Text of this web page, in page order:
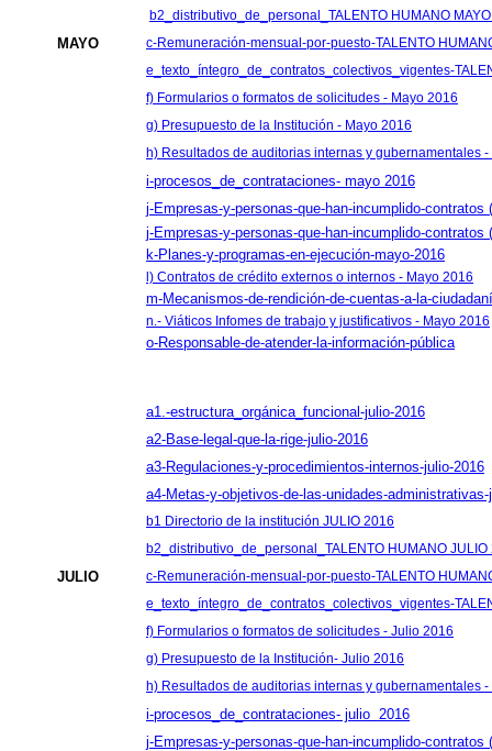
MAYO
b2_distributivo_de_personal_TALENTO HUMANO
c-Remuneración-mensual-por-puesto-TALENTO
e_texto_íntegro_de_contratos_colectivos_vigentes-
f) Formularios o formatos de solicitudes - Mayo 2016
g) Presupuesto de la Institución - Mayo 2016
h) Resultados de auditorias internas y gubernamentales
i-procesos_de_contrataciones- mayo 2016
j-Empresas-y-personas-que-han-incumplido-contratos
j-Empresas-y-personas-que-han-incumplido-
k-Planes-y-programas-en-ejecución-mayo-2016
l) Contratos de crédito externos o internos - Mayo 2016
m-Mecanismos-de-rendición-de-cuentas-a-la-
n.- Viáticos Infomes de trabajo y justificativos - Mayo 2016
o-Responsable-de-atender-la-información-pública
JULIO
a1.-estructura_orgánica_funcional-julio-2016
a2-Base-legal-que-la-rige-julio-2016
a3-Regulaciones-y-procedimientos-internos-julio-2016
a4-Metas-y-objetivos-de-las-unidades-administrativas-
b1 Directorio de la institución JULIO 2016
b2_distributivo_de_personal_TALENTO HUMANO JULIO
c-Remuneración-mensual-por-puesto-TALENTO
e_texto_íntegro_de_contratos_colectivos_vigentes-
f) Formularios o formatos de solicitudes - Julio 2016
g) Presupuesto de la Institución- Julio 2016
h) Resultados de auditorias internas y gubernamentales
i-procesos_de_contrataciones- julio 2016
j-Empresas-y-personas-que-han-incumplido-contratos